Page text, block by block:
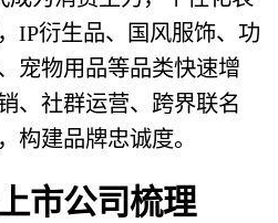
IP衍生品、国风服饰、功
宠物用品等品类快速增
、社群运营、跨界联名
构建品牌忠诚度。
市公司梳理